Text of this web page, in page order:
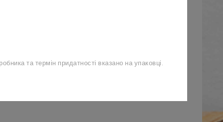
та термін придатності вказано на упаковці.